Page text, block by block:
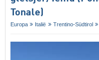
Tonale)
Europa Italië Trentino-Südtirol